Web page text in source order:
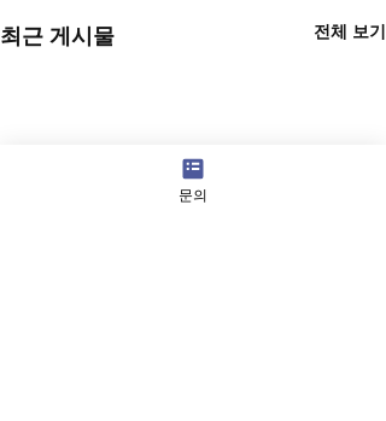
최근 게시물 전체 보기
문의